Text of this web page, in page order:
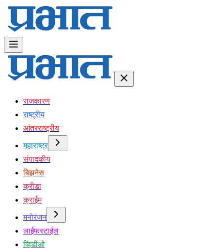
राजकारण
राष्ट्रीय
आंतरराष्ट्रीय
महाराष्ट्र
संपादकीय
बिझनेस
क्रीडा
क्राईम
मनोरंजन
लाईफस्टाईल
व्हिडीओ